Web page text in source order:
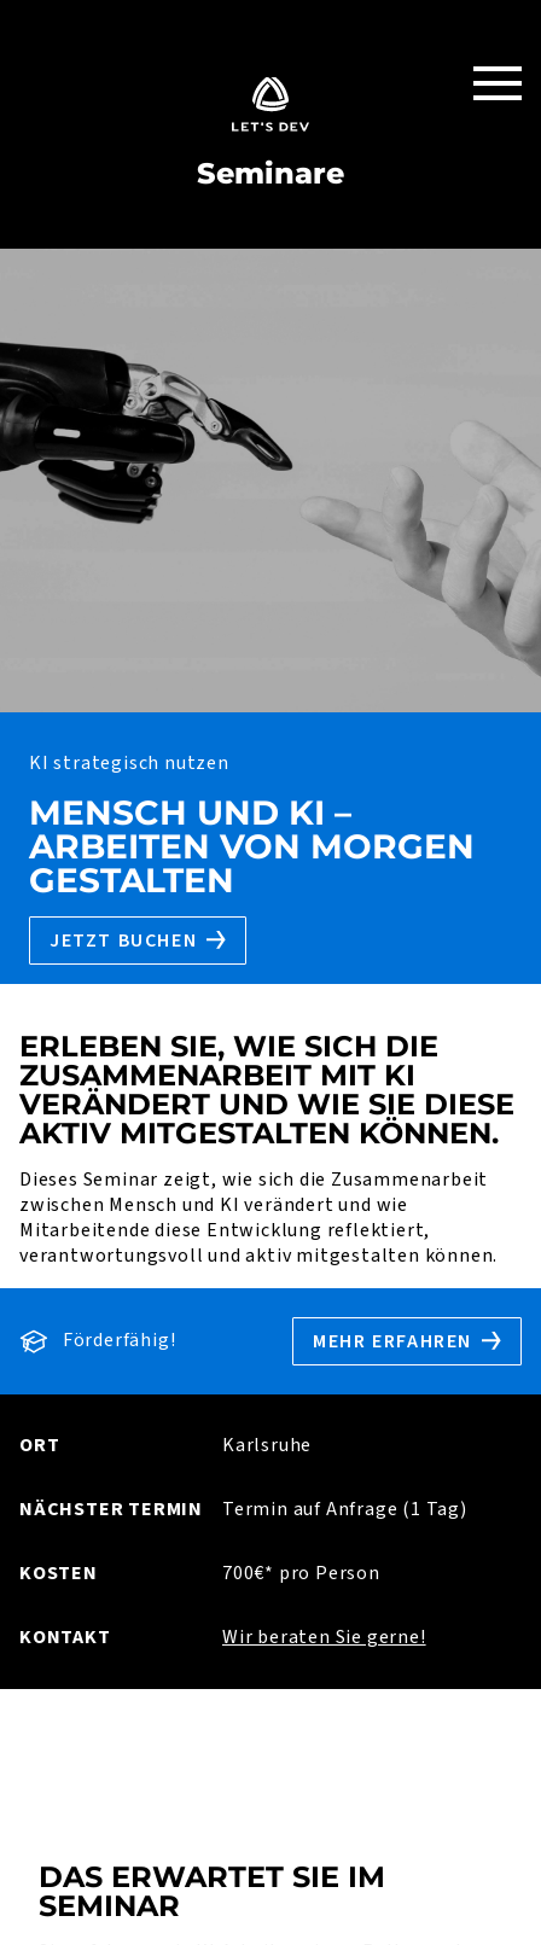
Seminare
KI strategisch nutzen
MENSCH UND KI –
ARBEITEN VON MORGEN
GESTALTEN
JETZT BUCHEN
ERLEBEN SIE, WIE SICH DIE
ZUSAMMENARBEIT MIT KI
VERÄNDERT UND WIE SIE DIESE
AKTIV MITGESTALTEN KÖNNEN.
Dieses Seminar zeigt, wie sich die Zusammenarbeit
zwischen Mensch und KI verändert und wie
Mitarbeitende diese Entwicklung reflektiert,
verantwortungsvoll und aktiv mitgestalten können.
Förderfähig! MEHR ERFAHREN
ORT Karlsruhe
NÄCHSTER TERMIN Termin auf Anfrage (1 Tag)
KOSTEN 700€* pro Person
KONTAKT Wir beraten Sie gerne!
DAS ERWARTET SIE IM
SEMINAR